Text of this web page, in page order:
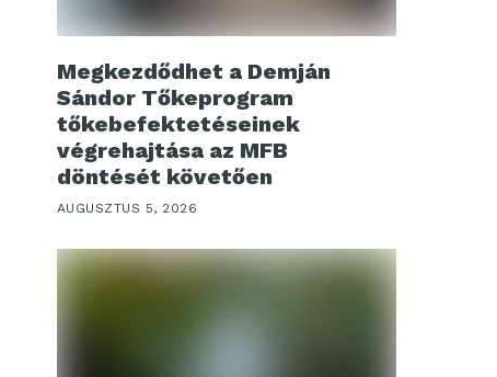
Megkezdődhet a Demján
Sándor Tőkeprogram
tőkebefektetéseinek
végrehajtása az MFB
döntését követően
AUGUSZTUS 5, 2026